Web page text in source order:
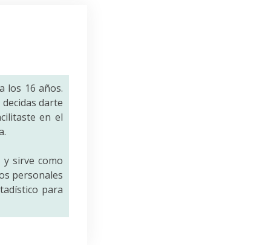
los 16 años.
darte
en el
y sirve como
personales
para